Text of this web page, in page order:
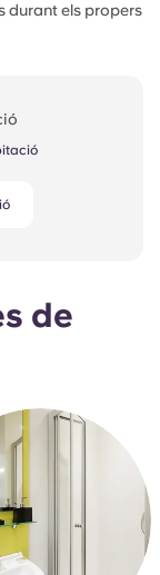
durant els propers
de